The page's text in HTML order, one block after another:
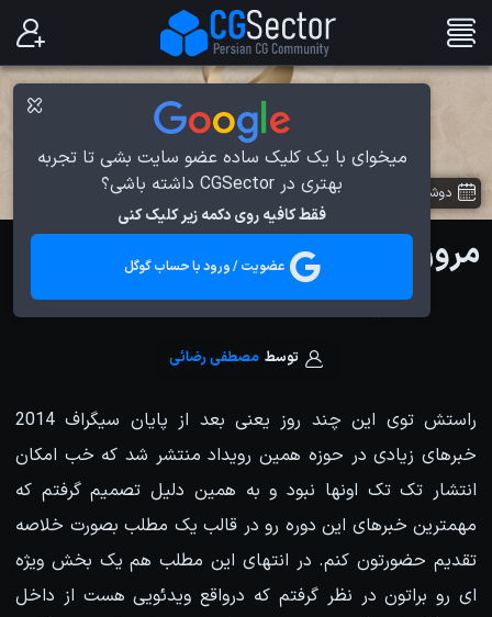
میخوای با یک کلیک ساده عضو سایت بشی تا تجربه
بهتری در CGSector داشته باشی؟
فقط کافیه روی دکمه زیر کلیک کنی
عضویت / ورود با حساب گوگل
دوشنبه 3 شهریور 1393 در اخبار دنیای CG
مروری بر مهمترین اتفاقات و سفری به
نمایشگاه SIGGRAPH 2014
توسط مصطفی رضائی
راستش توی این چند روز یعنی بعد از پایان سیگراف 2014
خبرهای زیادی در حوزه همین رویداد منتشر شد که خب امکان
انتشار تک تک اونها نبود و به همین دلیل تصمیم گرفتم که
مهمترین خبرهای این دوره رو در قالب یک مطلب بصورت خلاصه
تقدیم حضورتون کنم. در انتهای این مطلب هم یک بخش ویژه
ای رو براتون در نظر گرفتم که درواقع ویدئویی هست از داخل